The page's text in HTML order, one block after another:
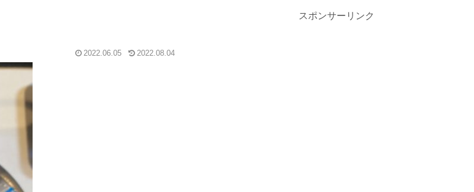
2022.06.05 2022.08.04
スポンサーリンク